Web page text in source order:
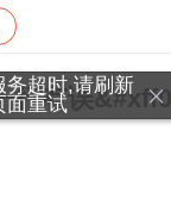
帖子详情
行有误
务超时,请刷新
面重试